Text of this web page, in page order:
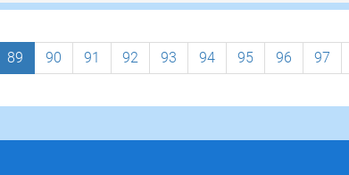
89 90 91 92 93 94 95 96 97